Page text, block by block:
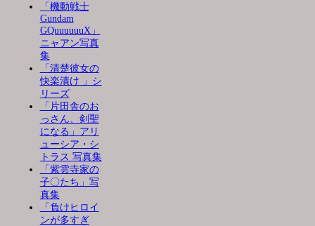
「機動戦士
Gundam
GQuuuuuuX」
ニャアン写真
集
「清楚彼女の
快楽漬け 」シ
リーズ
「片田舎のお
っさん、剣聖
になる」アリ
ューシア・シ
トラス 写真集
「紫雲寺家の
子〇たち」写
真集
「負けヒロイ
ンが多すぎ